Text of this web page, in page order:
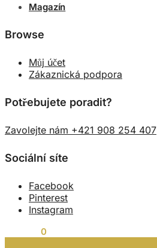
Magazín
Browse
Můj účet
Zákaznická podpora
Potřebujete poradit?
Zavolejte nám +421 908 254 407
Sociální síte
Facebook
Pinterest
Instagram
0